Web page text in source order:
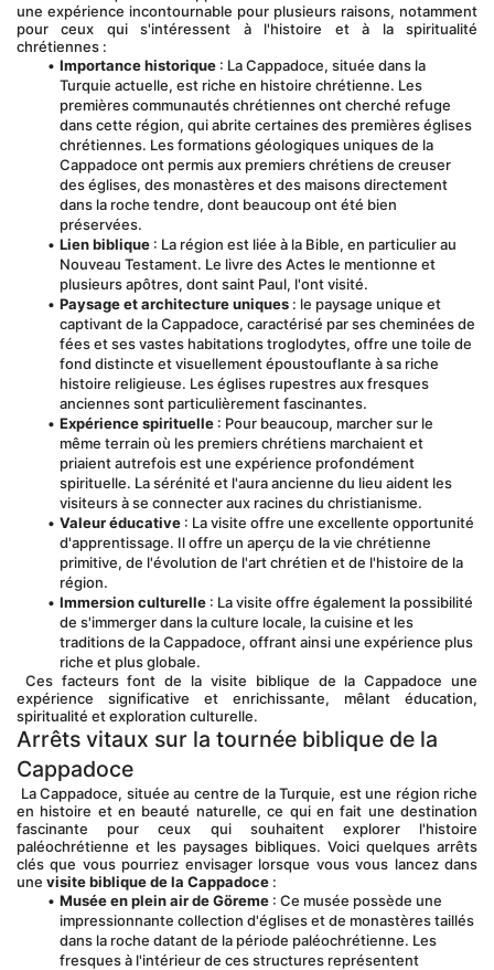
une expérience incontournable pour plusieurs raisons, notamment
pour ceux qui s'intéressent à l'histoire et à la spiritualité
chrétiennes :
Importance historique : La Cappadoce, située dans la
Turquie actuelle, est riche en histoire chrétienne. Les
premières communautés chrétiennes ont cherché refuge
dans cette région, qui abrite certaines des premières églises
chrétiennes. Les formations géologiques uniques de la
Cappadoce ont permis aux premiers chrétiens de creuser
des églises, des monastères et des maisons directement
dans la roche tendre, dont beaucoup ont été bien
préservées.
Lien biblique : La région est liée à la Bible, en particulier au
Nouveau Testament. Le livre des Actes le mentionne et
plusieurs apôtres, dont saint Paul, l'ont visité.
Paysage et architecture uniques : le paysage unique et
captivant de la Cappadoce, caractérisé par ses cheminées de
fées et ses vastes habitations troglodytes, offre une toile de
fond distincte et visuellement époustouflante à sa riche
histoire religieuse. Les églises rupestres aux fresques
anciennes sont particulièrement fascinantes.
Expérience spirituelle : Pour beaucoup, marcher sur le
même terrain où les premiers chrétiens marchaient et
priaient autrefois est une expérience profondément
spirituelle. La sérénité et l'aura ancienne du lieu aident les
visiteurs à se connecter aux racines du christianisme.
Valeur éducative : La visite offre une excellente opportunité
d'apprentissage. Il offre un aperçu de la vie chrétienne
primitive, de l'évolution de l'art chrétien et de l'histoire de la
région.
Immersion culturelle : La visite offre également la possibilité
de s'immerger dans la culture locale, la cuisine et les
traditions de la Cappadoce, offrant ainsi une expérience plus
riche et plus globale.
expérience significative et enrichissante, mêlant éducation,
spiritualité et exploration culturelle.
Arrêts vitaux sur la tournée biblique de la
Cappadoce
en histoire et en beauté naturelle, ce qui en fait une destination
fascinante pour ceux qui souhaitent explorer l'histoire
paléochrétienne et les paysages bibliques. Voici quelques arrêts
clés que vous pourriez envisager lorsque vous vous lancez dans
une visite biblique de la Cappadoce :
Musée en plein air de Göreme : Ce musée possède une
impressionnante collection d'églises et de monastères taillés
dans la roche datant de la période paléochrétienne. Les
fresques à l'intérieur de ces structures représentent